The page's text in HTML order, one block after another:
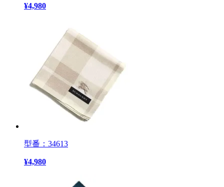
¥4,980
型番：34613
¥4,980